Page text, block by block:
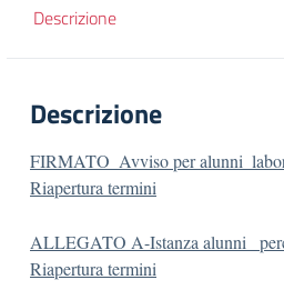
Descrizione
Descrizione
FIRMATO_Avviso per
Riapertura termini
ALLEGATO A-Istanza alunni
Riapertura termini